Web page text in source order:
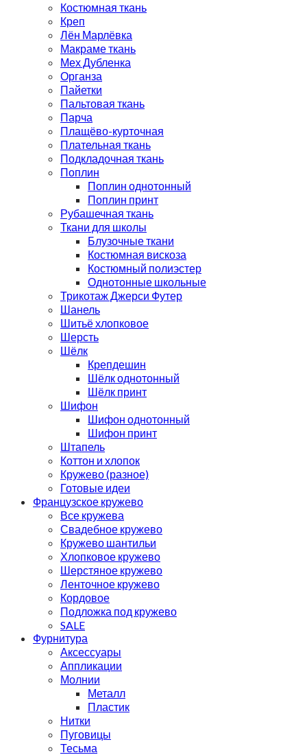
Костюмная ткань
Креп
Лён Марлёвка
Макраме ткань
Мех Дубленка
Органза
Пайетки
Пальтовая ткань
Парча
Плащёво-курточная
Плательная ткань
Подкладочная ткань
Поплин
Поплин однотонный
Поплин принт
Рубашечная ткань
Ткани для школы
Блузочные ткани
Костюмная вискоза
Костюмный полиэстер
Однотонные школьные
Трикотаж Джерси Футер
Шанель
Шитьё хлопковое
Шерсть
Шёлк
Крепдешин
Шёлк однотонный
Шёлк принт
Шифон
Шифон однотонный
Шифон принт
Штапель
Коттон и хлопок
Кружево (разное)
Готовые идеи
Французское кружево
Все кружева
Свадебное кружево
Кружево шантильи
Хлопковое кружево
Шерстяное кружево
Ленточное кружево
Кордовое
Подложка под кружево
SALE
Фурнитура
Аксессуары
Аппликации
Молнии
Металл
Пластик
Нитки
Пуговицы
Тесьма